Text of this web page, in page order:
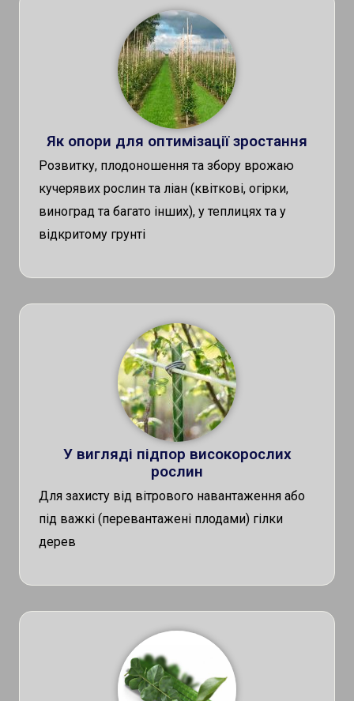
Як опори для оптимізації зростання
Розвитку, плодоношення та збору врожаю
кучерявих рослин та ліан (квіткові, огірки,
виноград та багато інших), у теплицях та у
відкритому грунті
У вигляді підпор високорослих
рослин
Для захисту від вітрового навантаження або
під важкі (перевантажені плодами) гілки
дерев